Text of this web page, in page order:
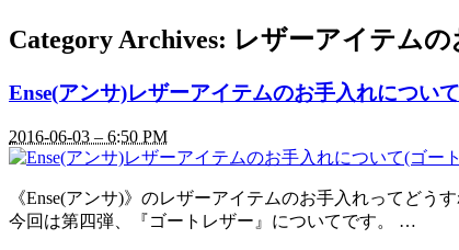
Category Archives: レザーアイテムの
Ense(アンサ)レザーアイテムのお手入れについ
2016-06-03 – 6:50 PM
《Ense(アンサ)》のレザーアイテムのお手入れってど
今回は第四弾、『ゴートレザー』についてです。 …